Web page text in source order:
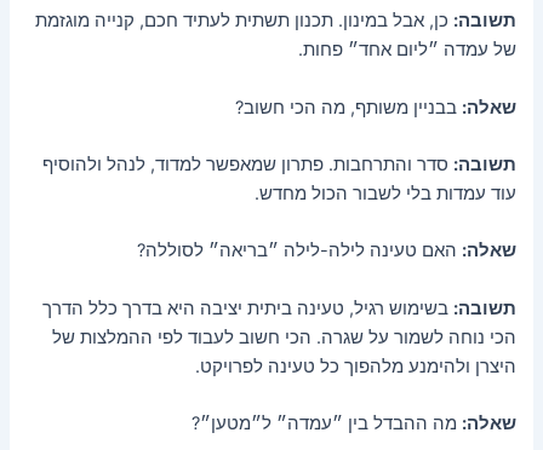
תשובה: כן, אבל במינון. תכנון תשתית לעתיד חכם, קנייה מוגזמת
של עמדה ״ליום אחד״ פחות.
שאלה: בבניין משותף, מה הכי חשוב?
תשובה: סדר והתרחבות. פתרון שמאפשר למדוד, לנהל ולהוסיף
עוד עמדות בלי לשבור הכול מחדש.
שאלה: האם טעינה לילה-לילה ״בריאה״ לסוללה?
תשובה: בשימוש רגיל, טעינה ביתית יציבה היא בדרך כלל הדרך
הכי נוחה לשמור על שגרה. הכי חשוב לעבוד לפי ההמלצות של
היצרן ולהימנע מלהפוך כל טעינה לפרויקט.
שאלה: מה ההבדל בין ״עמדה״ ל״מטען״?